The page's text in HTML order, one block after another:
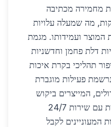
מחמירה מכתיבה
מה שמעלה עלויות
המוצר ועמידותו. מגמת
דלת פחמן וחדשניות
תהליכי בקרת איכות
פעילות מוגברת
המייצרים ביקוש
גבוה לפלדה כבדה איכותית עם שירות 24/7
המעוניינים לקבל